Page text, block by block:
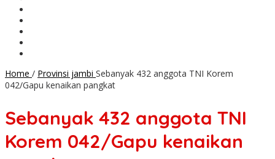
Home / Provinsi jambi Sebanyak 432 anggota TNI Korem
042/Gapu kenaikan pangkat
Sebanyak 432 anggota TNI
Korem 042/Gapu kenaikan